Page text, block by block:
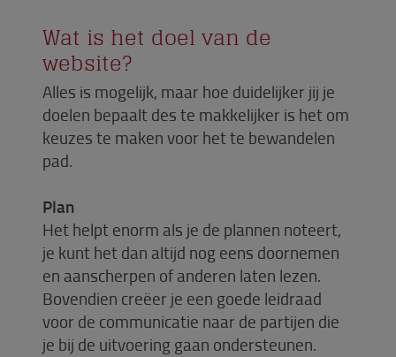
Wat is het doel van de
website?
Alles is mogelijk, maar hoe duidelijker jij je
doelen bepaalt des te makkelijker is het om
keuzes te maken voor het te bewandelen
pad.
Plan
Het helpt enorm als je de plannen noteert,
je kunt het dan altijd nog eens doornemen
en aanscherpen of anderen laten lezen.
Bovendien creëer je een goede leidraad
voor de communicatie naar de partijen die
je bij de uitvoering gaan ondersteunen.